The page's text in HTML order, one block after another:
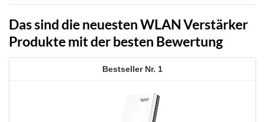
Das sind die neuesten WLAN Verstärker
Produkte mit der besten Bewertung
1